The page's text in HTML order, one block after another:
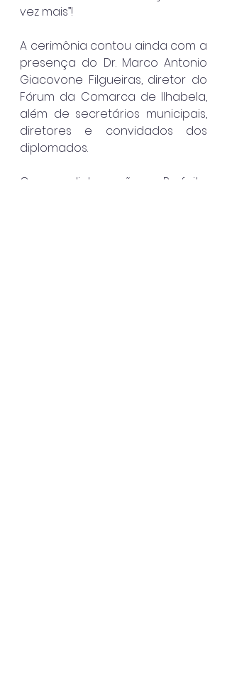
vez mais”!
A cerimônia contou ainda com a
presença do Dr. Marco Antonio
Giacovone Filgueiras, diretor do
Fórum da Comarca de Ilhabela,
além de secretários municipais,
diretores e convidados dos
diplomados.
Com a diplomação, o Prefeito